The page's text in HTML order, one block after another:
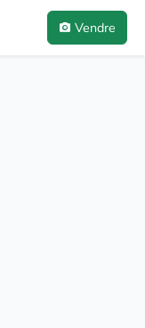
Vendre